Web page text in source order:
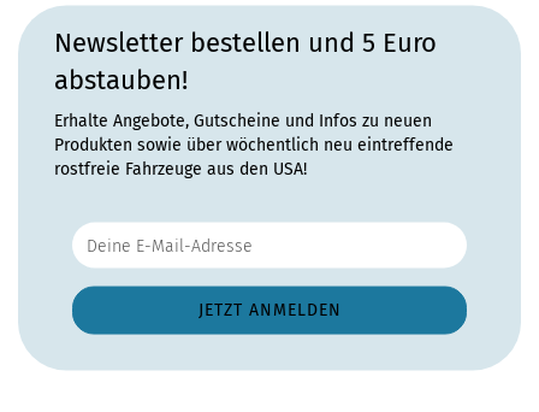
Newsletter bestellen und 5 Euro
abstauben!
Erhalte Angebote, Gutscheine und Infos zu neuen
Produkten sowie über wöchentlich neu eintreffende
rostfreie Fahrzeuge aus den USA!